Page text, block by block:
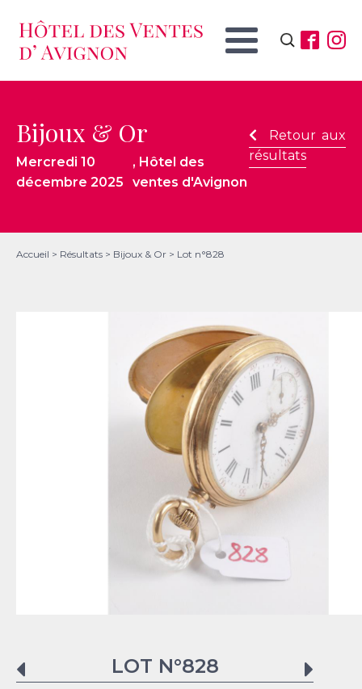
Rechercher :
Bijoux & Or
Mercredi 10
décembre 2025
, Hôtel des
ventes d'Avignon
Retour aux
résultats
Accueil > Résultats > Bijoux & Or > Lot n°828
LOT N°828